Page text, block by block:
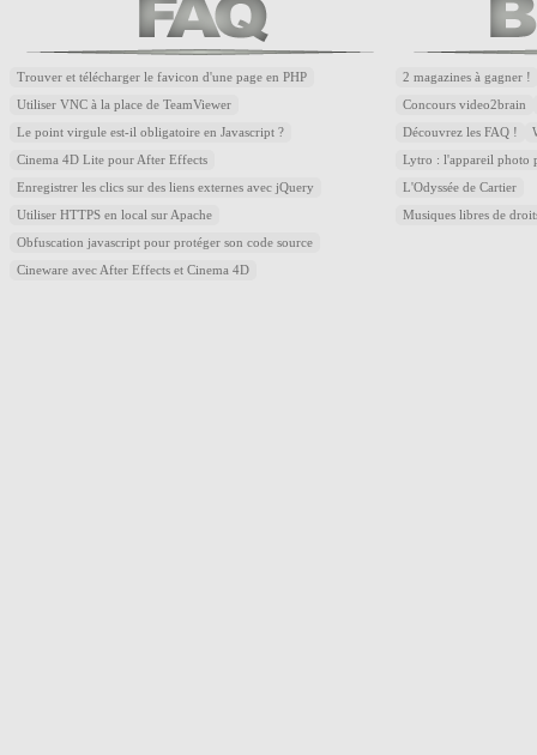
Trouver et télécharger le favicon d'une page en PHP
Utiliser VNC à la place de TeamViewer
Le point virgule est-il obligatoire en Javascript ?
Cinema 4D Lite pour After Effects
Enregistrer les clics sur des liens externes avec jQuery
Utiliser HTTPS en local sur Apache
Obfuscation javascript pour protéger son code source
Cineware avec After Effects et Cinema 4D
2 magazines à gagner !
Concours video2brain
Découvrez les FAQ !
Lytro : l'appareil photo
L'Odyssée de Cartier
Musiques libres de